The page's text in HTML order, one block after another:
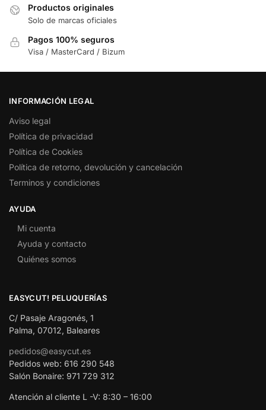
Productos originales
Solo de marcas oficiales
Pagos 100% seguros
Visa / MasterCard / Bizum
INFORMACIÓN LEGAL
Aviso legal
Política de privacidad
Política de Cookies
Política de retorno, devolución y cancelación
Terminos y condiciones
AYUDA
Mi cuenta
Ayuda y contacto
Quiénes somos
EASYCUT! PELUQUERÍAS
C/ Pasaje Aragonés, 1
Palma, 07012, Baleares
pedidos@easycut.es
Pedidos web: 616 290 548
Salón Bonaire: 971 729 312
Atención al cliente L -V: 8:30 – 16:00